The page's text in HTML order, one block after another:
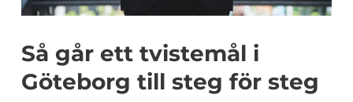
Så går ett tvistemål i
Göteborg till steg för steg